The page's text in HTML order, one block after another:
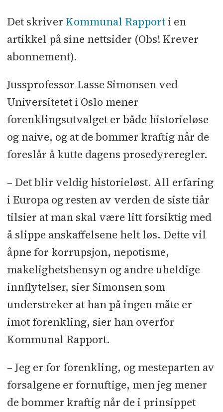
Det skriver Kommunal Rapporti en
artikkel på sine nettsider (Obs! Krever
abonnement).
Jussprofessor Lasse Simonsen ved
Universitetet i Oslo mener
forenklingsutvalget er både historieløse
og naive, og at de bommer kraftig når de
foreslår å kutte dagens prosedyreregler.
– Det blir veldig historieløst. All erfaring
i Europa og resten av verden de siste tiår
tilsier at man skal være litt forsiktig med
å slippe anskaffelsene helt løs. Dette vil
åpne for korrupsjon, nepotisme,
makelighetshensyn og andre uheldige
innflytelser, sier Simonsen som
understreker at han på ingen måte er
imot forenkling, sier han overfor
Kommunal Rapport.
– Jeg er for forenkling, og mesteparten av
forsalgene er fornuftige, men jeg mener
de bommer kraftig når de i prinsippet